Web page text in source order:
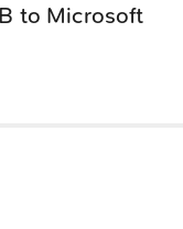
to Microsoft